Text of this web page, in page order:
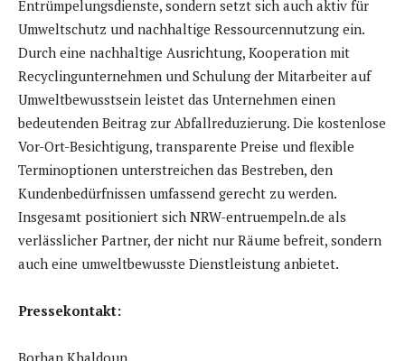
Entrümpelungsdienste, sondern setzt sich auch aktiv für
Umweltschutz und nachhaltige Ressourcennutzung ein.
Durch eine nachhaltige Ausrichtung, Kooperation mit
Recyclingunternehmen und Schulung der Mitarbeiter auf
Umweltbewusstsein leistet das Unternehmen einen
bedeutenden Beitrag zur Abfallreduzierung. Die kostenlose
Vor-Ort-Besichtigung, transparente Preise und flexible
Terminoptionen unterstreichen das Bestreben, den
Kundenbedürfnissen umfassend gerecht zu werden.
Insgesamt positioniert sich NRW-entruempeln.de als
verlässlicher Partner, der nicht nur Räume befreit, sondern
auch eine umweltbewusste Dienstleistung anbietet.
Pressekontakt:
Borhan Khaldoun